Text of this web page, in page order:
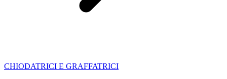
CHIODATRICI E GRAFFATRICI